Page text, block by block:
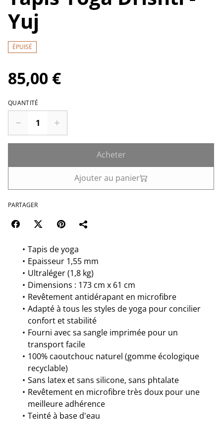
Yuj
ÉPUISÉ
85,00 €
QUANTITÉ
Acheter
Ajouter au panier
PARTAGER
Tapis de yoga
Epaisseur 1,55 mm
Ultraléger (1,8 kg)
Dimensions : 173 cm x 61 cm
Revêtement antidérapant en microfibre
Adapté à tous les styles de yoga pour concilier
confort et stabilité
Fourni avec sa sangle imprimée pour un
transport facile
100% caoutchouc naturel (gomme écologique
recyclable)
Sans latex et sans silicone, sans phtalate
Revêtement en microfibre très doux pour une
meilleure adhérence
Teinté à base d'eau